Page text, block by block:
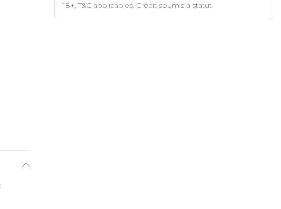
18+, T&C applicables. Crédit soumis à statut